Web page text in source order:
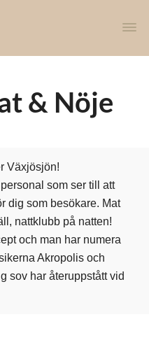
& Nöje
Växjösjön!
som ser till att
dig som besökare. Mat
nattklubb på natten!
och man har numera
Akropolis och
sov har återuppstått vid